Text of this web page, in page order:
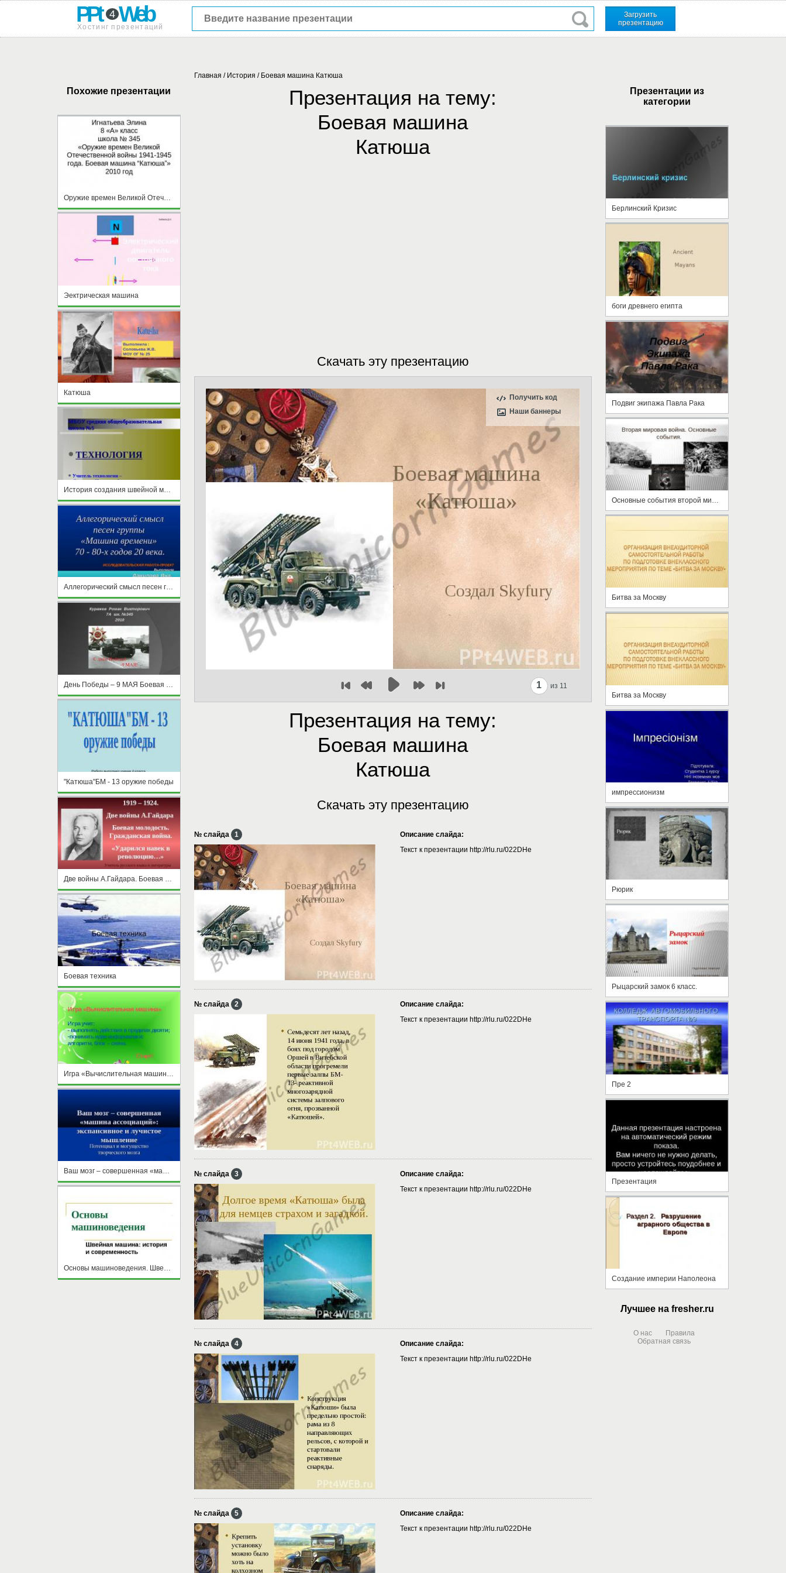
PPt 4 Web
Хостинг презентаций
Загрузить
презентацию
Похожие презентации
Оружие времен Великой Отечественной войны 1941-1945 года. Боевая машина “Катюша”
Эектрическая машина
Катюша
История создания швейной машины. Бытовая швейная машина, виды приводов швейной машины
Аллегорический смысл песен группы «Машина времени»
"Катюша"БМ - 13 оружие победы
Две войны А.Гайдара. Боевая молодость. Гражданская война. «Ударился навек в революцию…»
Боевая техника
Ваш мозг – совершенная «машина ассоциаций»: экспансивное и лучистое мышление
Основы машиноведения. Швейная машина: история и современность
Главная / История / Боевая машина Катюша
Презентация на тему:
Боевая машина
Катюша
Скачать эту презентацию
Получить код
Наши баннеры
1 из 11
Презентация на тему:
Боевая машина
Катюша
Скачать эту презентацию
№ слайда 1
Описание слайда:
Текст к презентации http://rlu.ru/022DHe
№ слайда 2
Описание слайда:
Текст к презентации http://rlu.ru/022DHe
№ слайда 3
Описание слайда:
Текст к презентации http://rlu.ru/022DHe
№ слайда 4
Описание слайда:
Текст к презентации http://rlu.ru/022DHe
№ слайда 5
Описание слайда:
Текст к презентации http://rlu.ru/022DHe
Презентации из
категории
Берлинский Кризис
боги древнего египта
Подвиг экипажа Павла Рака
Основные события второй мировой войны.
Битва за Москву
Битва за Москву
импрессионизм
Рюрик
Рыцарский замок 6 класс.
Пре 2
Презентация
Создание империи Наполеона
Лучшее на fresher.ru
О нас
Правила
Обратная связь